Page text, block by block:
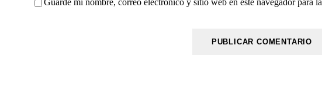
Guarde mi nombre, correo electrónico y sitio web en este navegador para